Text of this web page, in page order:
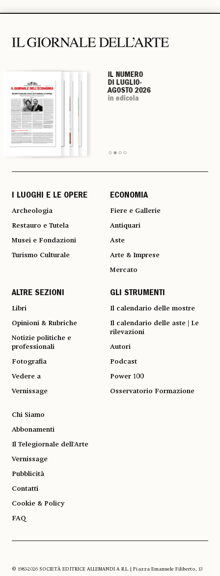
IL NUMERO
DI LUGLIO-
AGOSTO 2026
in edicola
IL NUMERO
DI LUGLIO-
AGOSTO 2026
in edicola
IL NUMERO
DI LUGLIO-
AGOSTO 2026
in edicola
IL NUMERO
DI LUGLIO-
AGOSTO 2026
in edicola
I LUOGHI E LE OPERE
Archeologia
Restauro e Tutela
Musei e Fondazioni
Turismo Culturale
ECONOMIA
Fiere e Gallerie
Antiquari
Aste
Arte & Imprese
Mercato
ALTRE SEZIONI
Libri
Opinioni & Rubriche
Notizie politiche e
professionali
Fotografia
Vedere a
Vernissage
GLI STRUMENTI
Il calendario delle mostre
Il calendario delle aste | Le
rilevazioni
Autori
Podcast
Power 100
Osservatorio Formazione
Chi Siamo
Abbonamenti
Il Telegiornale dell'Arte
Vernissage
Pubblicità
Contatti
Cookie & Policy
FAQ
© 1983-2026 SOCIETÀ EDITRICE ALLEMANDI A R.L. | Piazza Emanuele Filiberto, 13